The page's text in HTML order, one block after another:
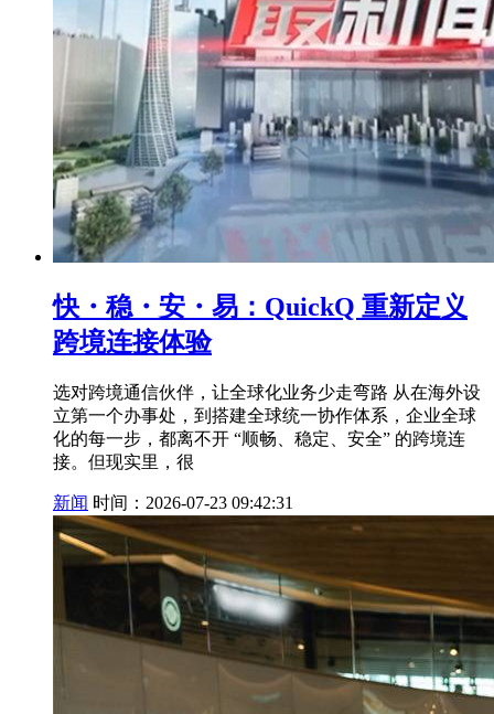
快・稳・安・易：QuickQ 重新定义
跨境连接体验
选对跨境通信伙伴，让全球化业务少走弯路 从在海外设
立第一个办事处，到搭建全球统一协作体系，企业全球
化的每一步，都离不开 “顺畅、稳定、安全” 的跨境连
接。但现实里，很
新闻 时间：2026-07-23 09:42:31